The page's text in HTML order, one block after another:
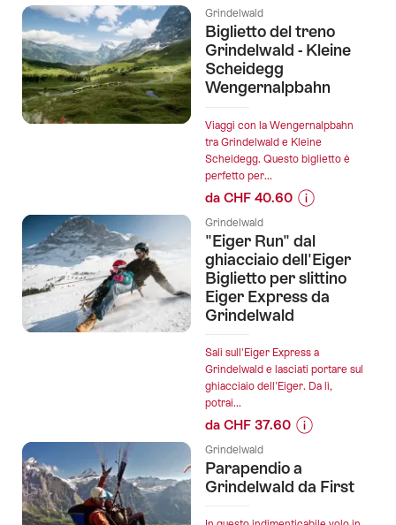
sul
prezzo
"Lezioni
di
sci
e
a
First
per
bambini
e
adulti":
Grindelwald
Biglietto del treno
Grindelwald - Kleine
Scheidegg
Wengernalpbahn
Viaggi con la Wengernalpbahn
tra Grindelwald e Kleine
Scheidegg. Questo biglietto è
perfetto per...
da CHF 40.60
sul
prezzo
dell’offerta
"Biglietto
Grindelwald
-
Kleine
Grindelwald
"Eiger Run" dal
ghiacciaio dell'Eiger
Biglietto per slittino
Eiger Express da
Grindelwald
Sali sull'Eiger Express a
Grindelwald e lasciati portare sul
ghiacciaio dell'Eiger. Da lì,
potrai...
da CHF 37.60
sul
prezzo
Grindelwald
Parapendio a
Grindelwald da First